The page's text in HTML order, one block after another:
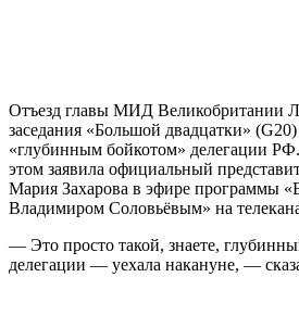
Отъезд главы МИД Великобритании
заседания «Большой двадцатки» (G20)
«глубинным бойкотом» делегации
этом заявила официальный
Мария Захарова в эфире программы
Владимиром Соловьёвым» на
— Это просто такой, знаете,
делегации — уехала накануне, —